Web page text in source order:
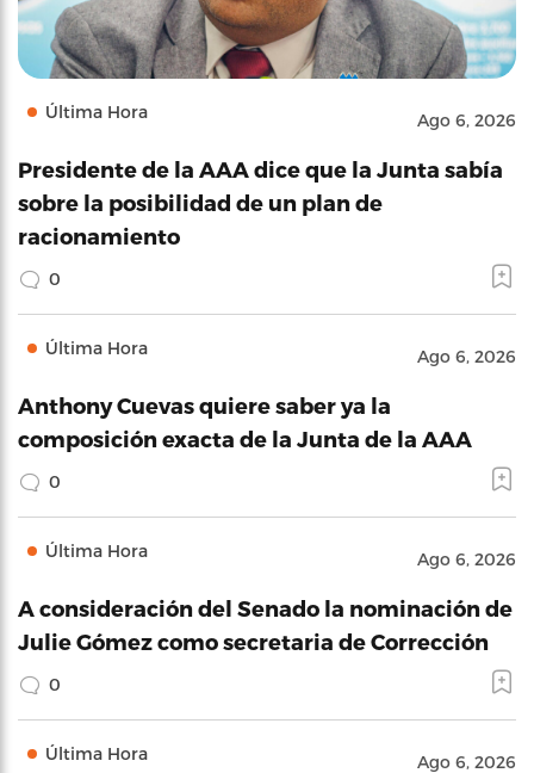
Última Hora Ago 6, 2026
Presidente de la AAA dice que la Junta sabía
sobre la posibilidad de un plan de
racionamiento
0
Última Hora Ago 6, 2026
Anthony Cuevas quiere saber ya la
composición exacta de la Junta de la AAA
0
Última Hora Ago 6, 2026
A consideración del Senado la nominación de
Julie Gómez como secretaria de Corrección
0
Última Hora Ago 6, 2026